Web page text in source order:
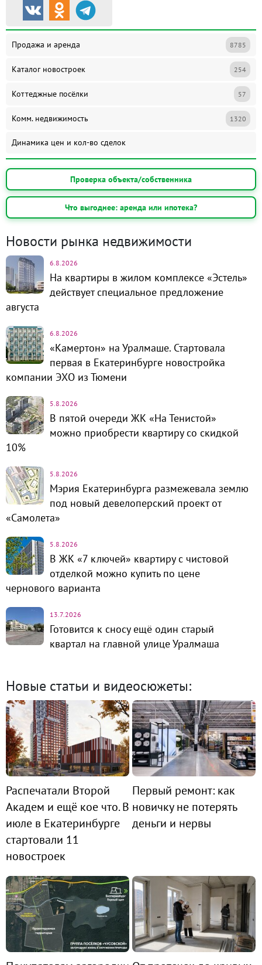
Продажа и аренда 8785
Каталог новостроек 254
Коттеджные посёлки 57
Комм. недвижимость 1320
Динамика цен и кол-во сделок
Проверка объекта/собственника
Что выгоднее: аренда или ипотека?
Новости рынка недвижимости
6.8.2026
На квартиры в жилом комплексе «Эстель»
действует специальное предложение
августа
6.8.2026
«Камертон» на Уралмаше. Стартовала
первая в Екатеринбурге новостройка
компании ЭХО из Тюмени
5.8.2026
В пятой очереди ЖК «На Тенистой»
можно приобрести квартиру со скидкой
10%
5.8.2026
Мэрия Екатеринбурга размежевала землю
под новый девелоперский проект от
«Самолета»
5.8.2026
В ЖК «7 ключей» квартиру с чистовой
отделкой можно купить по цене
чернового варианта
13.7.2026
Готовится к сносу ещё один старый
квартал на главной улице Уралмаша
Новые статьи и видеосюжеты:
Распечатали Второй
Академ и ещё кое что. В
июле в Екатеринбурге
стартовали 11
новостроек
Первый ремонт: как
новичку не потерять
деньги и нервы